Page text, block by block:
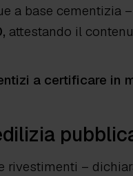
a base cementizia –
attestando il
a certificare in
rivestimenti –